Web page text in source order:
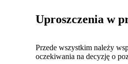
Uproszczenia w
Przede wszystkim należy
oczekiwania na decyzję o